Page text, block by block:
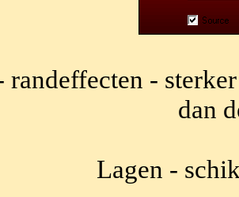
randeffecten -
dan
Lagen -